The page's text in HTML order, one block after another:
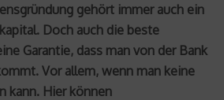
gehört immer auch ein
Doch auch die beste
Garantie, dass man von der Bank
Vor allem, wenn man keine
kann. Hier können